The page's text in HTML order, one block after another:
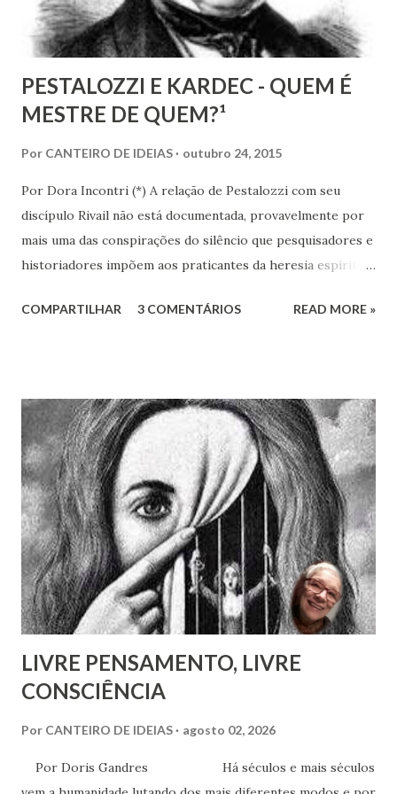
PESTALOZZI E KARDEC - QUEM É
MESTRE DE QUEM?¹
Por CANTEIRO DE IDEIAS outubro 24, 2015
Por Dora Incontri (*) A relação de Pestalozzi com seu
discípulo Rivail não está documentada, provavelmente por
mais uma das conspirações do silêncio que pesquisadores e
historiadores impõem aos praticantes da heresia espírita
de Pestalozzi a amigos, familiares, discípulos, reis,
Pestalozzi a Rivail ou vice-versa. Pestalozzi sonhava
implantar seu método na França, a ponto de ter tido uma
entrevista com o próprio Napoleão Bonaparte, que aliás se
mostrou insensível aos seus planos. Escreveu em 1826 um
pequeno folheto sobre suas ideias em francês. Seria quase
impossível que não trocasse sequer um bilhete com Rivail,
que se assinava seu discípulo e se esforçava por divulgar
seu método em Paris. Pestalozzi, com seu caráter emotivo
e amoroso, não era de ...
COMPARTILHAR 3 COMENTÁRIOS READ MORE »
LIVRE PENSAMENTO, LIVRE
CONSCIÊNCIA
Por CANTEIRO DE IDEIAS agosto 02, 2026
Por Doris Gandres Há séculos e mais séculos